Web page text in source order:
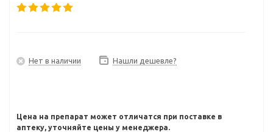
Нет в наличии Нашли дешевле?
Цена на препарат может отличатся при поставке в
аптеку, уточняйте цены у менеджера.